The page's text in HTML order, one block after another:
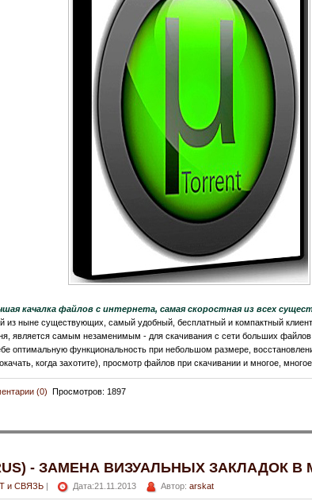
качалка файлов с интернета, самая скоростная из всех
ныне существующих, самый удобный, бесплатный и компактный клиент
является самым незаменимым - для скачивания с сети больших
оптимальную функциональность при небольшом размере,
когда захотите), просмотр файлов при скачивании и многое, многое
(0) Просмотров: 1897
- ЗАМЕНА ВИЗУАЛЬНЫХ ЗАКЛАДОК В
и СВЯЗЬ| Дата:21.11.2013 Автор: arskat